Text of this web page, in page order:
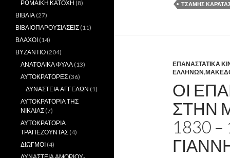
ΤΣΑΜΗΣ
ΕΠΑΝΑΣΤΑΤΙΚΑ
ΕΛΛΗΝΩΝ,
ΟΙ
ΣΤΗΝ
1830
ΡΩΜΑΪΚΗ ΚΑΤΟΧΗ (8)
ΒΙΒΛΙΑ (27)
ΒΙΒΛΙΟΠΑΡΟΥΣΙΑΣΕΙΣ (11)
ΒΛΑΧΟΙ (14)
ΒΥΖΑΝΤΙΟ (204)
ΑΝΑΤΟΛΙΚΑ ΦΥΛΑ (13)
ΑΥΤΟΚΡΑΤΟΡΕΣ (36)
ΔΥΝΑΣΤΕΙΑ ΑΓΓΕΛΩΝ (1)
ΑΥΤΟΚΡΑΤΟΡΙΑ ΤΗΣ
ΝΙΚΑΙΑΣ (7)
ΑΥΤΟΚΡΑΤΟΡΙΑ
ΤΡΑΠΕΖΟΥΝΤΑΣ (4)
ΔΙΩΓΜΟΙ (4)